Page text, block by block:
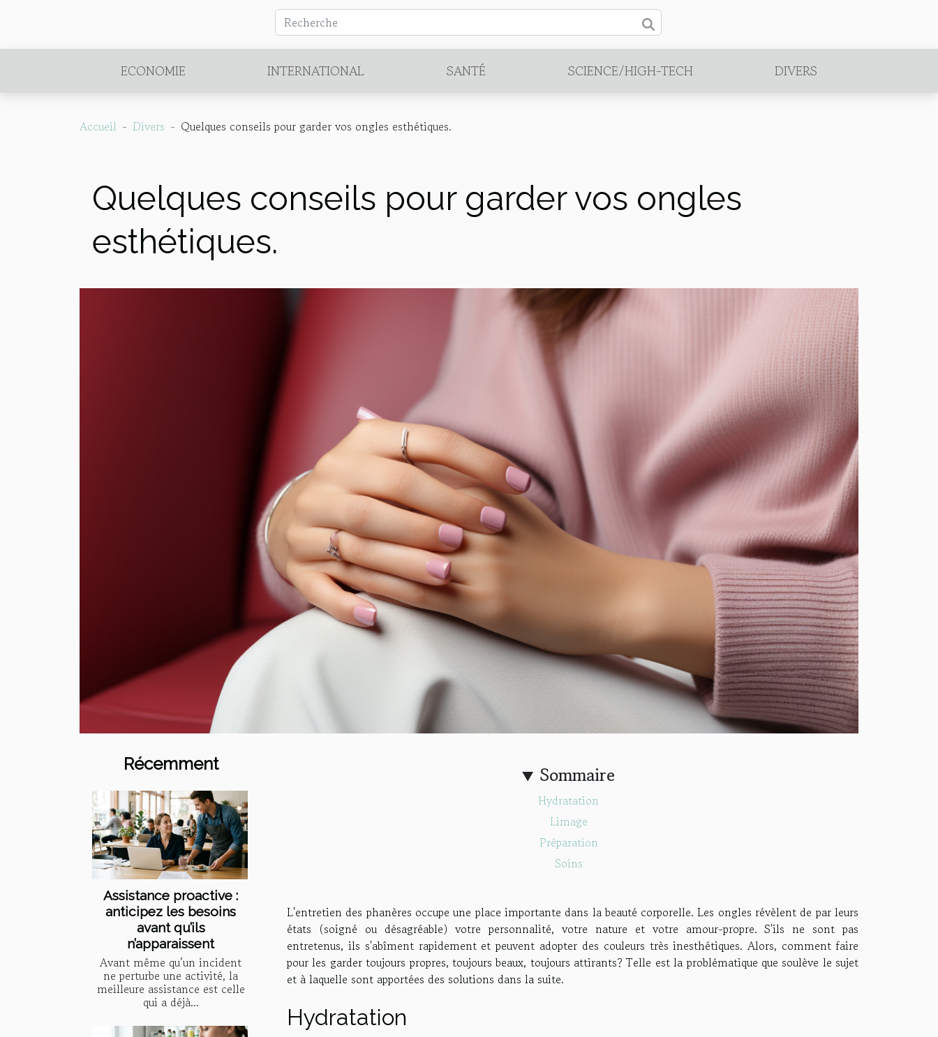
ECONOMIE INTERNATIONAL SANTÉ SCIENCE/HIGH-TECH DIVERS
Accueil Divers Quelques conseils pour garder vos ongles esthétiques.
Quelques conseils pour garder vos ongles
esthétiques.
Récemment
Assistance proactive :
anticipez les besoins
avant qu’ils
n’apparaissent
Avant même qu’un incident
ne perturbe une activité, la
meilleure assistance est celle
qui a déjà...
Sommaire
Hydratation
Limage
Préparation
Soins
L'entretien des phanères occupe une place importante dans la beauté corporelle. Les ongles révèlent de par leurs
états (soigné ou désagréable) votre personnalité, votre nature et votre amour-propre. S'ils ne sont pas
entretenus, ils s'abîment rapidement et peuvent adopter des couleurs très inesthétiques. Alors, comment faire
pour les garder toujours propres, toujours beaux, toujours attirants? Telle est la problématique que soulève le sujet
et à laquelle sont apportées des solutions dans la suite.
Hydratation